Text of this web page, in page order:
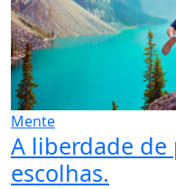
Mente
A liberdade de
escolhas.